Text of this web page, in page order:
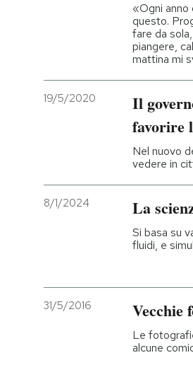
AREA PERSONALE
«Ogni anno
questo.
fare da
piangere,
mattina mi
19/5/2020
Il
favorire
Nel nuovo
vedere in
8/1/2024 La
Si basa su
fluidi, e
31/5/2016 Vecchie
Le
alcune